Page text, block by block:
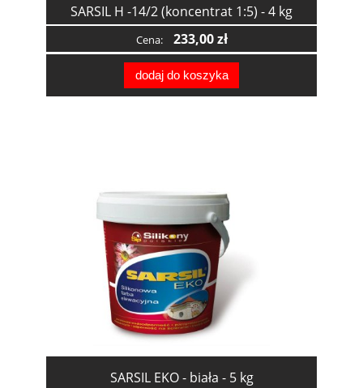
SARSIL H -14/2 (koncentrat 1:5) - 4 kg
Cena: 233,00 zł
dodaj do koszyka
SARSIL EKO - biała - 5 kg